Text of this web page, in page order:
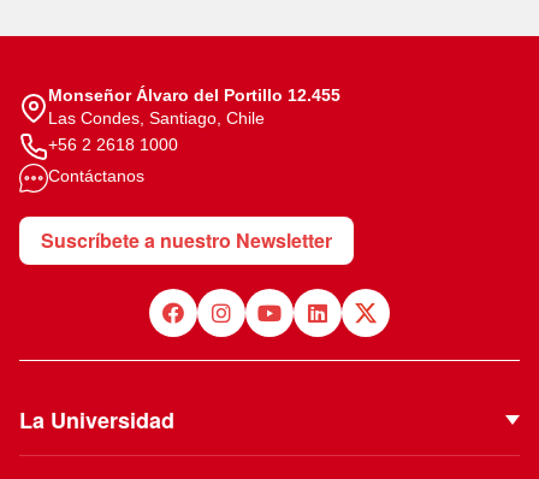
Monseñor Álvaro del Portillo 12.455
Las Condes, Santiago, Chile
+56 2 2618 1000
Contáctanos
Suscríbete a nuestro Newsletter
La Universidad